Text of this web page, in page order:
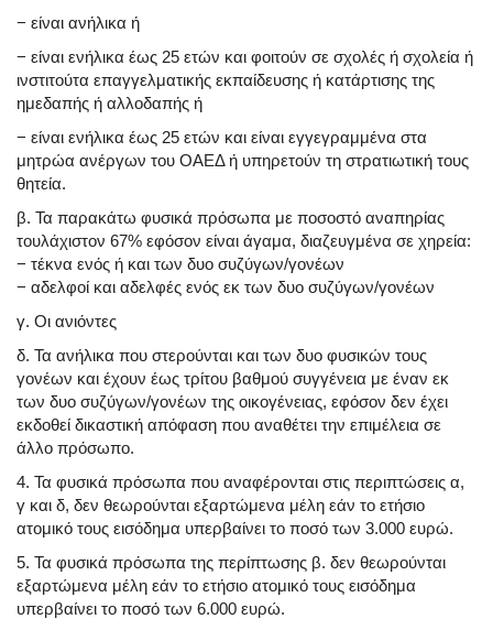
− είναι ανήλικα ή
− είναι ενήλικα έως 25 ετών και φοιτούν σε σχολές ή σχολεία ή
ινστιτούτα επαγγελματικής εκπαίδευσης ή κατάρτισης της
ημεδαπής ή αλλοδαπής ή
− είναι ενήλικα έως 25 ετών και είναι εγγεγραμμένα στα
μητρώα ανέργων του ΟΑΕΔ ή υπηρετούν τη στρατιωτική τους
θητεία.
β. Τα παρακάτω φυσικά πρόσωπα με ποσοστό αναπηρίας
τουλάχιστον 67% εφόσον είναι άγαμα, διαζευγμένα σε χηρεία:
− τέκνα ενός ή και των δυο συζύγων/γονέων
− αδελφοί και αδελφές ενός εκ των δυο συζύγων/γονέων
γ. Οι ανιόντες
δ. Τα ανήλικα που στερούνται και των δυο φυσικών τους
γονέων και έχουν έως τρίτου βαθμού συγγένεια με έναν εκ
των δυο συζύγων/γονέων της οικογένειας, εφόσον δεν έχει
εκδοθεί δικαστική απόφαση που αναθέτει την επιμέλεια σε
άλλο πρόσωπο.
4. Τα φυσικά πρόσωπα που αναφέρονται στις περιπτώσεις α,
γ και δ, δεν θεωρούνται εξαρτώμενα μέλη εάν το ετήσιο
ατομικό τους εισόδημα υπερβαίνει το ποσό των 3.000 ευρώ.
5. Τα φυσικά πρόσωπα της περίπτωσης β. δεν θεωρούνται
εξαρτώμενα μέλη εάν το ετήσιο ατομικό τους εισόδημα
υπερβαίνει το ποσό των 6.000 ευρώ.